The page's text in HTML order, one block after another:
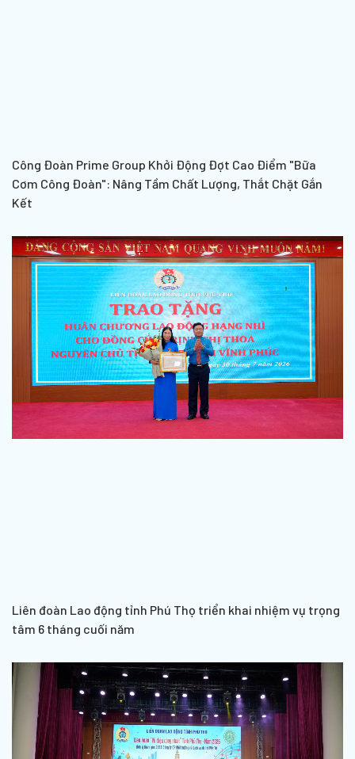
Công Đoàn Prime Group Khởi Động Đợt Cao Điểm "Bữa
Cơm Công Đoàn": Nâng Tầm Chất Lượng, Thắt Chặt Gắn
Kết
Liên đoàn Lao động tỉnh Phú Thọ triển khai nhiệm vụ trọng
tâm 6 tháng cuối năm